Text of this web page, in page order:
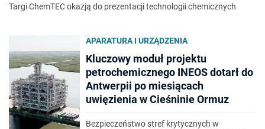
Targi ChemTEC okazją do prezentacji technologii chemicznych
APARATURA I URZĄDZENIA
Kluczowy moduł projektu
petrochemicznego INEOS dotarł do
Antwerpii po miesiącach
uwięzienia w Cieśninie Ormuz
Bezpieczeństwo stref krytycznych w